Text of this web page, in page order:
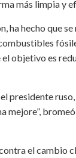
más limpia y
hecho que
el objetivo es
presidente
mejore”,
el cambio